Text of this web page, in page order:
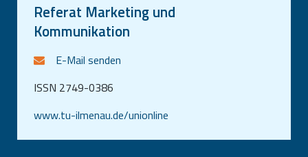
Referat Marketing und
Kommunikation
E-Mail senden
www.tu-ilmenau.de/unionline
ISSN 2749-0386